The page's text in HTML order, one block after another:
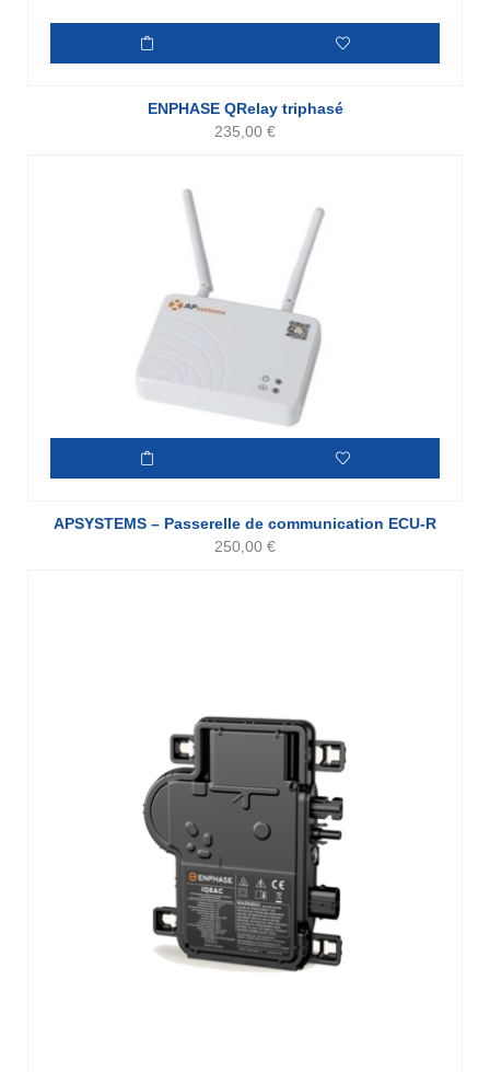
ENPHASE QRelay triphasé
235,00 €
APSYSTEMS – Passerelle de communication ECU-R
250,00 €